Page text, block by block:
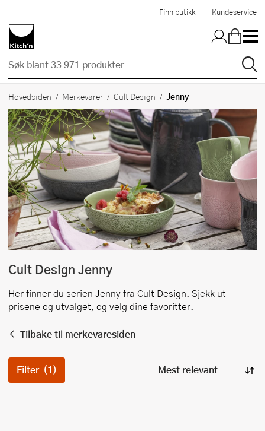
Finn butikk Kundeservice
Hovedsiden Merkevarer Cult Design Jenny
Cult DesignJenny
Her finner du serien Jennyfra Cult Design. Sjekk ut
prisene og utvalget, og velg dine favoritter.
Tilbake til merkevaresiden
Filter (1)